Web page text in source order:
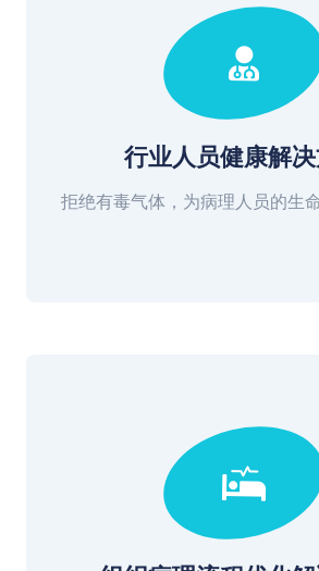
行业人员健康解
拒绝有毒气体，为病理人员的生